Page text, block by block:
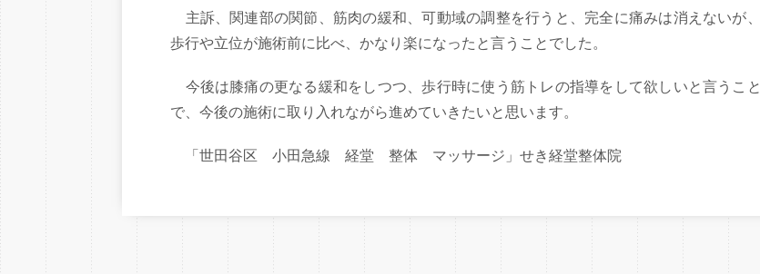
主訴、関連部の関節、筋肉の緩和、可動域の調整を行うと、完全に痛みは消えないが、
歩行や立位が施術前に比べ、かなり楽になったと言うことでした。
今後は膝痛の更なる緩和をしつつ、歩行時に使う筋トレの指導をして欲しいと言うこと
で、今後の施術に取り入れながら進めていきたいと思います。
「世田谷区 小田急線 経堂 整体 マッサージ」せき経堂整体院